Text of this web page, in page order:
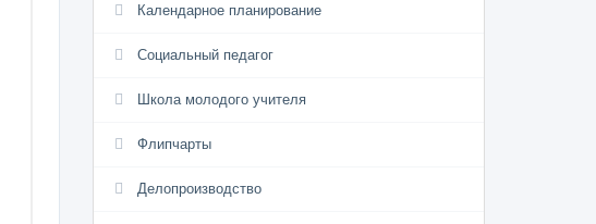
Календарное планирование
Социальный педагог
Школа молодого учителя
Флипчарты
Делопроизводство